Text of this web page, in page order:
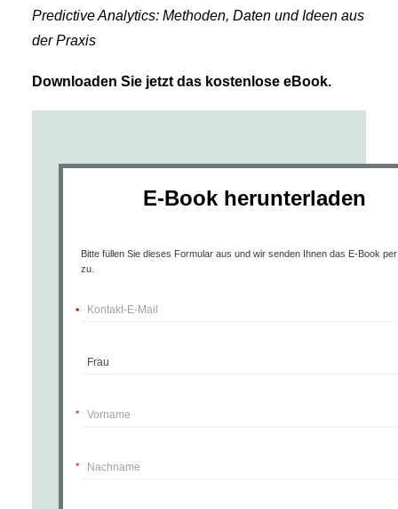
Predictive Analytics: Methoden, Daten und Ideen aus
der Praxis
Downloaden Sie jetzt das kostenlose eBook.
E-Book herunterladen
Bitte füllen Sie dieses Formular aus und wir senden Ihnen das E-Book
zu.
*
*
*